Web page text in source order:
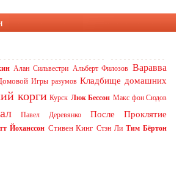
Алан Сильвестри Альберт Филозов Варавва
Игры разумов Кладбище домашних
корги Курск Люк Бессон Макс фон Сюдов
Павел Деревянко После
Проклятие
Йоханссон Стивен Кинг Стэн Ли Тим Бёртон